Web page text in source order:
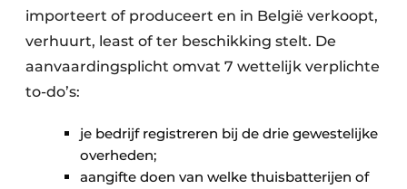
importeert of produceert en in België verkoopt,
verhuurt, least of ter beschikking stelt. De
aanvaardingsplicht omvat 7 wettelijk verplichte
to-do’s:
je bedrijf registreren bij de drie gewestelijke
overheden;
aangifte doen van welke thuisbatterijen of